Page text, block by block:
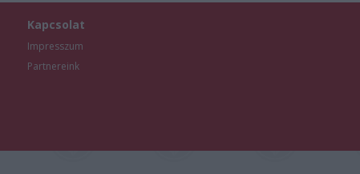
Kapcsolat
Impresszum
Partnereink